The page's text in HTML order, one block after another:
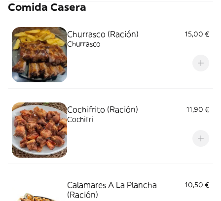
Comida Casera
Churrasco (Ración)
15,00 €
Churrasco
Cochifrito (Ración)
11,90 €
Cochifri
Calamares A La Plancha
(Ración)
10,50 €